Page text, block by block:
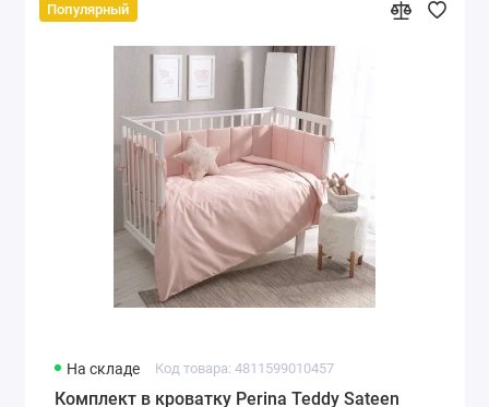
Популярный
На складе Код товара: 4811599010457
Комплект в кроватку Perina Teddy Sateen